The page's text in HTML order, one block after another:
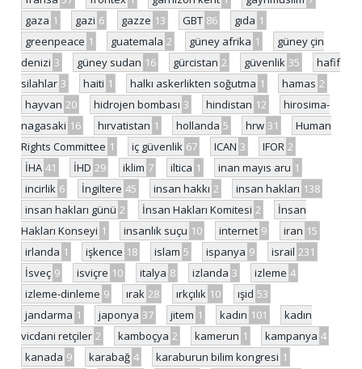
gaza 1 gazi 6 gazze 13 GBT 86 gıda 1
greenpeace 1 guatemala 2 güney afrika 1
güney çin
denizi 3 güney sudan 16 gürcistan 2 güvenlik 35
hafif
silahlar 3 haiti 1 halkı askerlikten soğutma 1 hamas 2
hayvan 20 hidrojen bombası 3 hindistan 12
hirosima-
nagasaki 16 hırvatistan 1 hollanda 5 hrw 31
Human
Rights Committee 1 iç güvenlik 67 ICAN 3 IFOR 2
İHA 41 İHD 29 iklim 7 iltica 1 inan mayıs aru 1
incirlik 6 İngiltere 45 insan hakkı 2 insan hakları 138
insan hakları günü 2 İnsan Hakları Komitesi 2
İnsan
Hakları Konseyi 1 insanlık suçu 10 internet 9 iran 15
irlanda 1 işkence 18 islam 5 ispanya 9 israil 231
İsveç 9 isviçre 10 italya 8 izlanda 3 izleme 4
izleme-dinleme 9 ırak 28 ırkçılık 10 ışid 53
jandarma 1 japonya 37 jitem 1 kadın 101
kadın
vicdani retçiler 2 kamboçya 2 kamerun 1 kampanya 4
kanada 9 karabağ 4 karaburun bilim kongresi 1